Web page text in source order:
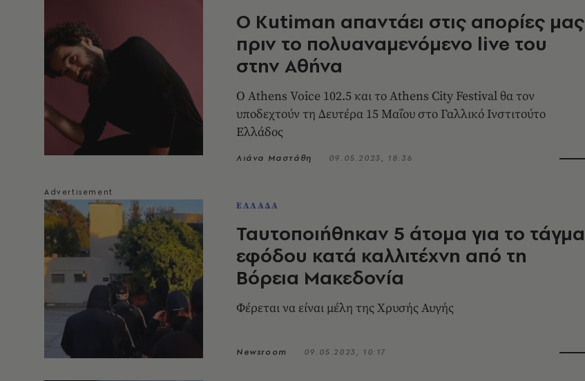
O Kutiman απαντάει στις απορίες μας
πριν το πολυαναμενόμενο live του
στην Αθήνα
Ο Athens Voice 102.5 και το Athens City Festival θα τον
υποδεχτούν τη Δευτέρα 15 Μαΐου στο Γαλλικό Ινστιτούτο
Ελλάδος
Λιάνα Μαστάθη 09.05.2023, 18:36
ΕΛΛΑΔΑ
Ταυτοποιήθηκαν 5 άτομα για το τάγμα
εφόδου κατά καλλιτέχνη από τη
Βόρεια Μακεδονία
Φέρεται να είναι μέλη της Χρυσής Αυγής
Newsroom 09.05.2023, 10:17